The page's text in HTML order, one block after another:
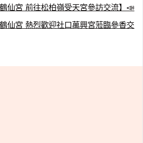
仙宮 前往松柏嶺受天宮參訪交流】📣
仙宮 熱烈歡迎社口萬興宮蒞臨參香交